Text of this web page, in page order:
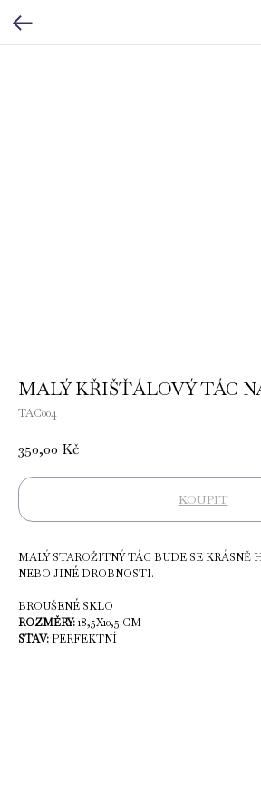
MALÝ KŘIŠŤÁLOVÝ TÁC
TAC004
350,00 Kč
KOUPIT
MALÝ STAROŽITNÝ TÁC BUDE SE KRÁSNĚ
NEBO JINÉ DROBNOSTI.
BROUŠENÉ SKLO
ROZMĚRY:18,5X10,5 CM
STAV: PERFEKTNÍ